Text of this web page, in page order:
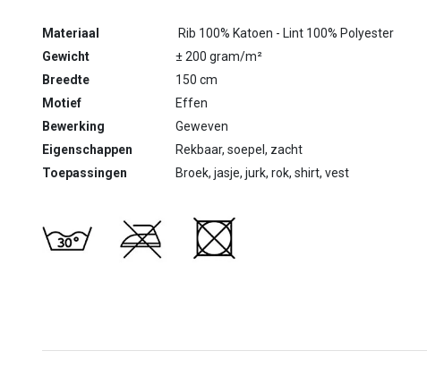
Materiaal
Rib 100% Katoen - Lint 100% Polyester
Gewicht
± 200 gram/m²
Breedte
150 cm
Motief
Effen
Bewerking
Geweven
Eigenschappen
Rekbaar, soepel, zacht
Toepassingen
Broek, jasje, jurk, rok, shirt, vest